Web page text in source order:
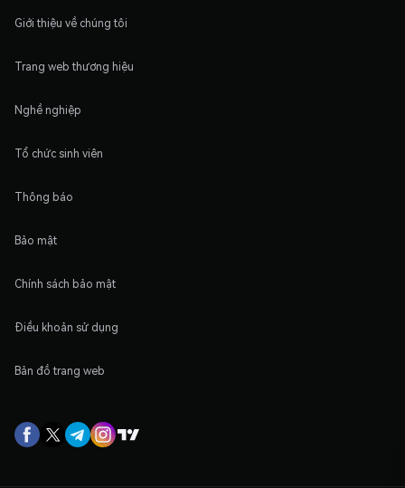
Giới thiệu về chúng tôi
Trang web thương hiệu
Nghề nghiệp
Tổ chức sinh viên
Thông báo
Bảo mật
Chính sách bảo mật
Điều khoản sử dụng
Bản đồ trang web